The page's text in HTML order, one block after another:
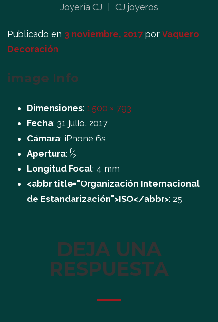
Joyería CJ
CJ joyeros
Publicado en 3 noviembre, 2017por Vaquero
Decoración
image Info
Dimensiones: 1.500 × 793
Fecha: 31 julio, 2017
Cámara: iPhone 6s
Apertura: f⁄2
Longitud Focal: 4 mm
<abbr title="Organización Internacional
de Estandarización">ISO</abbr>: 25
DEJA UNA
RESPUESTA